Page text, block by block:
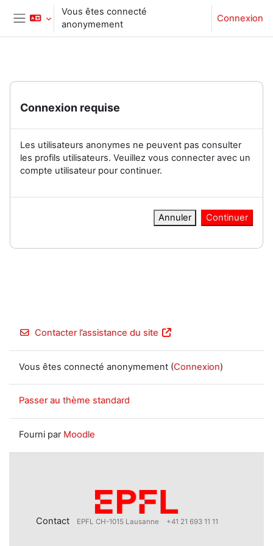
Passer au contenu principal
Panneau latéral
Vous êtes connecté
anonymement
Connexion
Connexion requise
Les utilisateurs anonymes ne peuvent pas consulter
les profils utilisateurs. Veuillez vous connecter avec un
compte utilisateur pour continuer.
Annuler Continuer
Contacter l’assistance du site
Vous êtes connecté anonymement (Connexion)
Passer au thème standard
Fourni par Moodle
Contact EPFL CH-1015 Lausanne +41 21 693 11 11